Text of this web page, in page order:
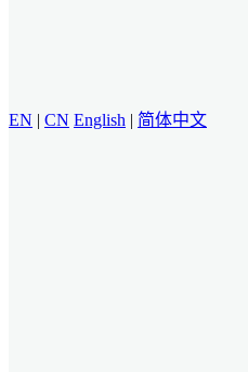
EN | CN English | 简体中文